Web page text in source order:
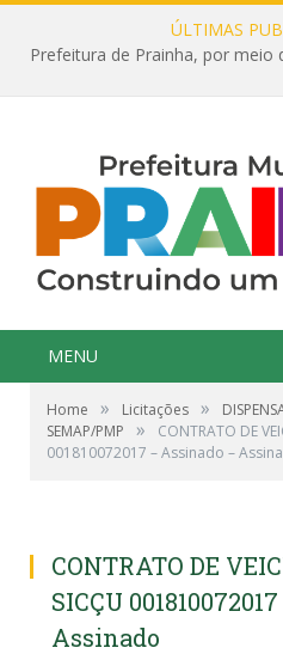
ÚLTIMAS
MENU
Home » Licitações »
SEMAP/PMP
»
CONTRATO DE
001810072017 – Assinado –
CONTRATO DE
SICÇU
Assinado